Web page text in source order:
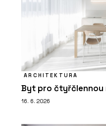
ARCHITEKTURA
Byt pro čtyřčlennou
16. 6. 2026